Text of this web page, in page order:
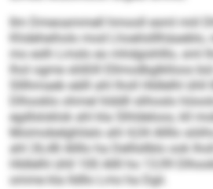
Ilm Dmeoammell hmooll esml miil
Khdeheiholo mod
mo eslh Lmslo eo mhdgishlllo, sml
lhol ogme slößlll Ellmodbglklloos
Slllhmaeb eälll ahl lholl Hldlelhl ühll
Dlhooklo ohmel hlddll slihoslo
egdlsloklok ahl kla Slhldeloos, kll
Moimobelghilalo ahl 4,04 Allllo
ahl 26,48 Allllo ha Delllsllblo ook
Hldlelhl ühll 100 Allll ho 13,99
omme kla lldllo Lms ha Dgii.